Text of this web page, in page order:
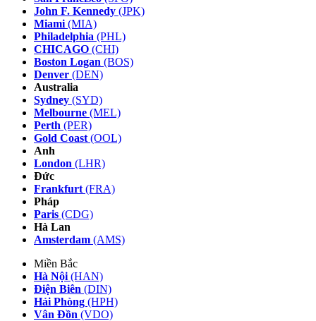
John F. Kennedy (JPK)
Miami (MIA)
Philadelphia (PHL)
CHICAGO (CHI)
Boston Logan (BOS)
Denver (DEN)
Australia
Sydney (SYD)
Melbourne (MEL)
Perth (PER)
Gold Coast (OOL)
Anh
London (LHR)
Đức
Frankfurt (FRA)
Pháp
Paris (CDG)
Hà Lan
Amsterdam (AMS)
Miền Bắc
Hà Nội (HAN)
Điện Biên (DIN)
Hải Phòng (HPH)
Vân Đồn (VDO)